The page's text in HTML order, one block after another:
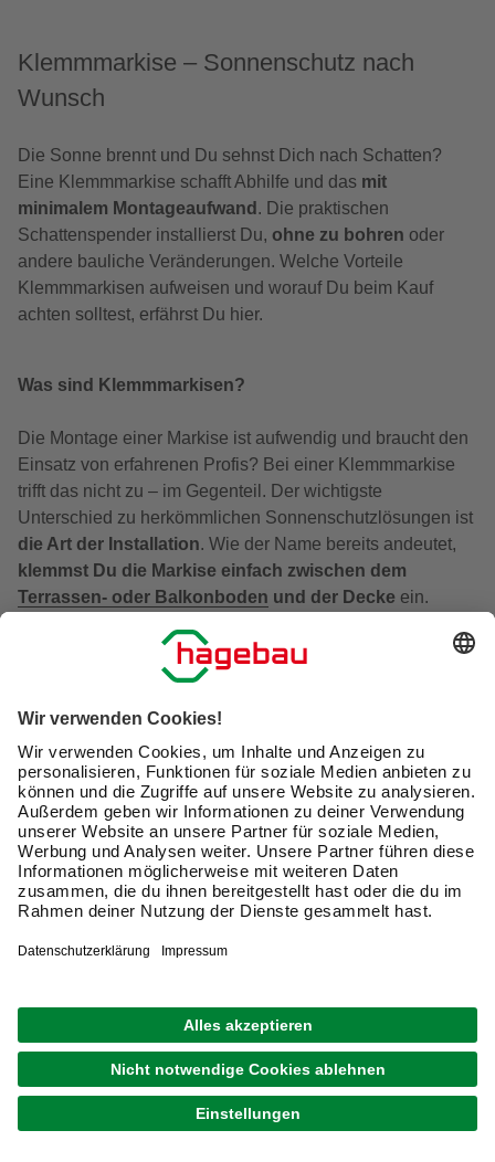
Klemmmarkise – Sonnenschutz nach
Wunsch
Die Sonne brennt und Du sehnst Dich nach Schatten?
Eine Klemmmarkise schafft Abhilfe und das mit
minimalem Montageaufwand . Die praktischen
Schattenspender installierst Du, ohne zu bohren oder
andere bauliche Veränderungen. Welche Vorteile
Klemmmarkisen aufweisen und worauf Du beim Kauf
achten solltest, erfährst Du hier.
Was sind Klemmmarkisen?
Die Montage einer Markise ist aufwendig und braucht den
Einsatz von erfahrenen Profis? Bei einer Klemmmarkise
trifft das nicht zu – im Gegenteil. Der wichtigste
Unterschied zu herkömmlichen Sonnenschutzlösungen ist
die Art der Installation. Wie der Name bereits andeutet,
klemmst Du die Markise einfach zwischen dem
Terrassen- oder Balkonboden und der Decke ein.
Für einen festen Standverfügt der flexible Sonnenschutz
gespannt.
Wichtig:Um die Vorzüge einer Klemmmarkise zu
genießen, benötigst Dueine ebene Fläche und eine
Decke– etwa in Form eines darüber liegenden Balkons,
einerTerrassenüberdachungoder einer Loggia – oder
einen ausreichend dimensionierten Dachvorsprung. Er
mindestens 20 Zentimeter tiefsein. Es ist ebenfalls
möglich, die Markise in eine Fenster- oder Türöffnung
hängt von den baulichen Bedingungen ab. Dabei gilt
grundsätzlich: Je näher die Klemmmarkise sich am
Wohnraum befindet, desto mehr beschattet sie Deine
Innenräume und desto weniger Balkon und Terrasse.